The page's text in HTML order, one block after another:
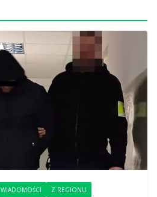
WIADOMOŚCI Z REGIONU